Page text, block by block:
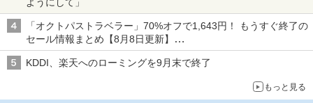
「オクトパストラベラー」70%オフで1,643円！ もうすぐ終了の
セール情報まとめ【8月8日更新】
ニンテンドーeショップでは「大神 絶景版」が67%オフで990円
KDDI、楽天へのローミングを9月末で終了
もっと見る